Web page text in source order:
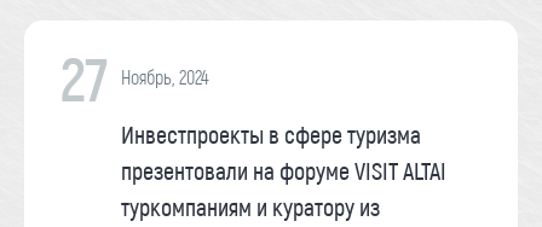
27 Ноябрь, 2024
Инвестпроекты в сфере туризма
презентовали на форуме VISIT ALTAI
туркомпаниям и куратору из